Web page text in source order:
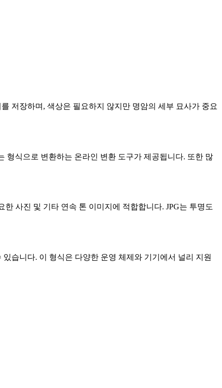
저장하며, 색상은 필요하지 않지만 명암의 세부 묘사가 중요
형식으로 변환하는 온라인 변환 도구가 제공됩니다. 또한 많
사진 및 기타 연속 톤 이미지에 적합합니다. JPG는 투명도
습니다. 이 형식은 다양한 운영 체제와 기기에서 널리 지원